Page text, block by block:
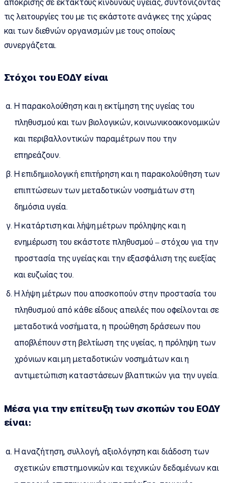
απόκρισης σε έκτακτους κινδύνους υγείας, συντονίζοντας
τις λειτουργίες του με τις εκάστοτε ανάγκες της χώρας
και των διεθνών οργανισμών με τους οποίους
συνεργάζεται.
Στόχοι του ΕΟΔΥ είναι
Η παρακολούθηση και η εκτίμηση της υγείας του
πληθυσμού και των βιολογικών, κοινωνικοοικονομικών
και περιβαλλοντικών παραμέτρων που την
επηρεάζουν.
Η επιδημιολογική επιτήρηση και η παρακολούθηση των
επιπτώσεων των μεταδοτικών νοσημάτων στη
δημόσια υγεία.
Η κατάρτιση και λήψη μέτρων πρόληψης και η
ενημέρωση του εκάστοτε πληθυσμού – στόχου για την
προστασία της υγείας και την εξασφάλιση της ευεξίας
και ευζωίας του.
Η λήψη μέτρων που αποσκοπούν στην προστασία του
πληθυσμού από κάθε είδους απειλές που οφείλονται σε
μεταδοτικά νοσήματα, η προώθηση δράσεων που
αποβλέπουν στη βελτίωση της υγείας, η πρόληψη των
χρόνιων και μη μεταδοτικών νοσημάτων και η
αντιμετώπιση καταστάσεων βλαπτικών για την υγεία.
Μέσα για την επίτευξη των σκοπών του ΕΟΔΥ
είναι:
Η αναζήτηση, συλλογή, αξιολόγηση και διάδοση των
σχετικών επιστημονικών και τεχνικών δεδομένων και